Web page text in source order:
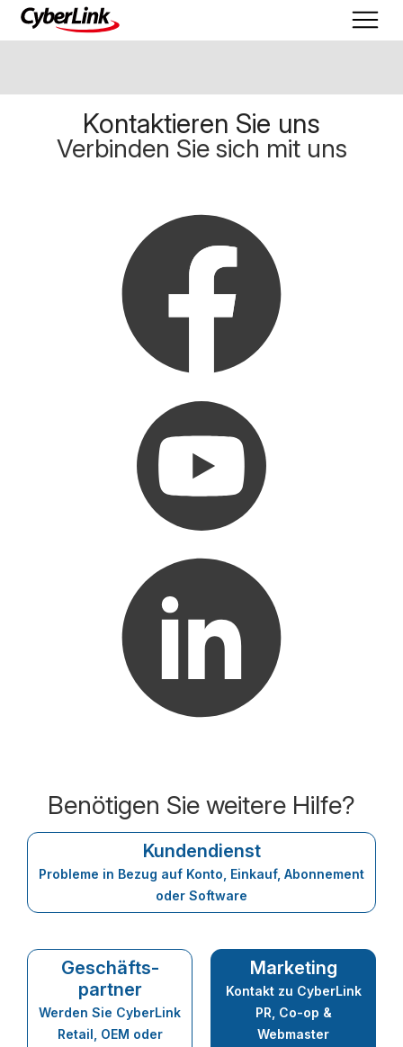
Kontaktieren Sie uns
Verbinden Sie sich mit uns
Benötigen Sie weitere Hilfe?
Kundendienst
Probleme in Bezug auf Konto, Einkauf, Abonnement
oder Software
Geschäfts-
partner
Werden Sie CyberLink
Retail, OEM oder
Marketing
Kontakt zu CyberLink
PR, Co-op &
Webmaster